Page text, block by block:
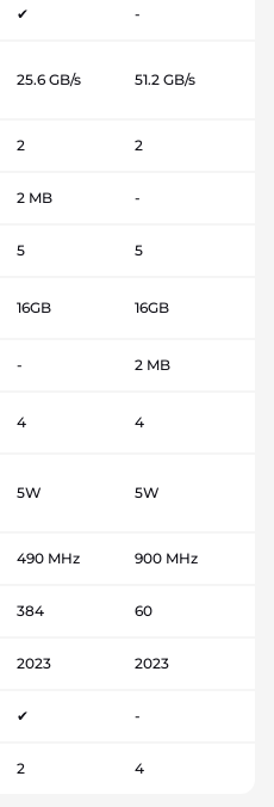
✔ -
25.6 GB/s 51.2 GB/s
2 2
2 MB -
5 5
16GB 16GB
- 2 MB
4 4
5W 5W
490 MHz 900 MHz
384 60
2023 2023
✔ -
2 4